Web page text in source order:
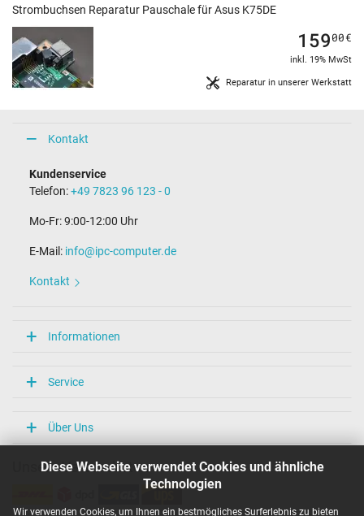
Diese Webseite verwendet Cookies und ähnliche
Technologien
Wir verwenden Cookies, um Ihnen ein bestmögliches Surferlebnis zu bieten
Strombuchsen Reparatur Pauschale für Asus K75DE
Reparatur in unserer Werkstatt
15900€
inkl. 19% MwSt
Kontakt
Kundenservice
Telefon:+49 7823 96 123 - 0
Mo-Fr: 9:00-12:00 Uhr
E-Mail: info@ipc-computer.de
Kontakt
Informationen
Service
Über Uns
Unsere Versandarten